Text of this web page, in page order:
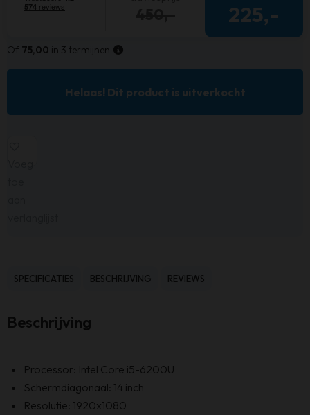
225,-
Of 75,00 in 3 termijnen
Helaas! Dit product is uitverkocht
SPECIFICATIES BESCHRIJVING REVIEWS
Beschrijving
Processor: Intel Core i5-6200U
Schermdiagonaal: 14 inch
Resolutie: 1920x1080